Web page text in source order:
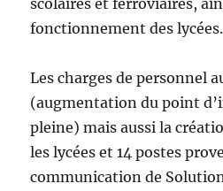
fonctionnement des lycées.
Les charges de personnel
(augmentation du point
pleine) mais aussi la
les lycées et 14 postes
communication de